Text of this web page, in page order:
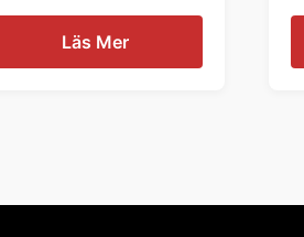
Läs Mer